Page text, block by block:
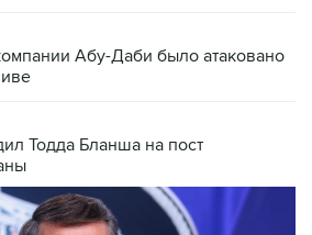
Абу-Даби было атаковано
Тодда Бланша на пост